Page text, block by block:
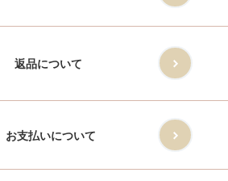
返品について
お支払いについて